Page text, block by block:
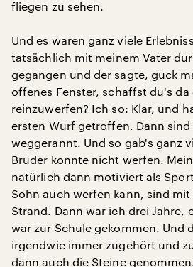
fliegen zu sehen.
Und es waren ganz viele
tatsächlich mit meinem Vater
gegangen und der sagte, guck
offenes Fenster, schaffst du's da
reinzuwerfen? Ich so: Klar, und
ersten Wurf getroffen. Dann
weggerannt. Und so gab's ganz
Bruder konnte nicht werfen.
natürlich dann motiviert als
Sohn auch werfen kann, sind
Strand. Dann war ich drei Jahre,
war zur Schule gekommen. Und
irgendwie immer zugehört und
dann auch die Steine